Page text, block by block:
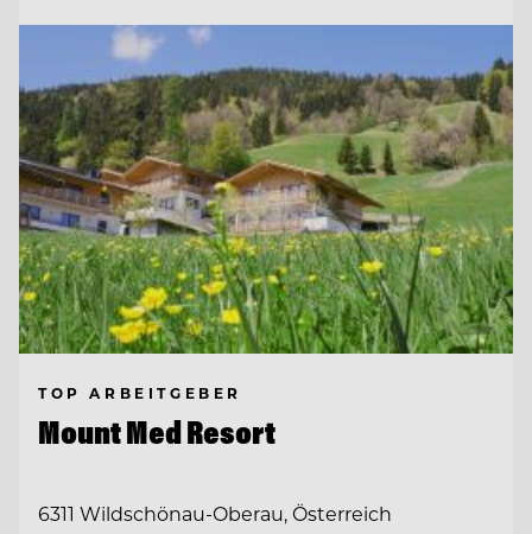
TOP ARBEITGEBER
Mount Med Resort
6311 Wildschönau-Oberau, Österreich